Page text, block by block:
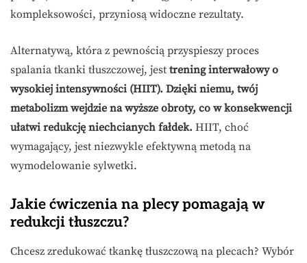
kompleksowości, przyniosą widoczne rezultaty.
Alternatywą, która z pewnością przyspieszy proces
spalania tkanki tłuszczowej, jest trening interwałowy o
wysokiej intensywności (HIIT). Dzięki niemu, twój
metabolizm wejdzie na wyższe obroty, co w konsekwencji
ułatwi redukcję niechcianych fałdek. HIIT, choć
wymagający, jest niezwykle efektywną metodą na
wymodelowanie sylwetki.
Jakie ćwiczenia na plecy pomagają w
redukcji tłuszczu?
Chcesz zredukować tkankę tłuszczową na plecach? Wybór